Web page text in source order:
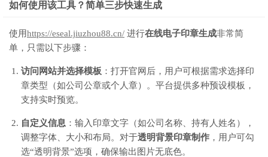
如何使用该工具？简单三步快速生成
使用https://eseal.jiuzhou88.cn/ 进行在线电子印章生成非常简
单，只需以下步骤：
访问网站并选择模板 ：打开官网后，用户可根据需求选择印
章类型（如公司公章或个人章）。平台提供多种预设模板，
支持实时预览。
自定义信息 ：输入印章文字（如公司名称、持有人姓名），
调整字体、大小和布局。对于透明背景印章制作 ，用户可勾
选“透明背景”选项，确保输出图片无底色。